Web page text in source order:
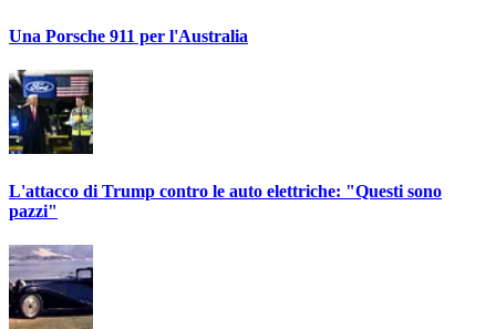
Una Porsche 911 per l'Australia
L'attacco di Trump contro le auto elettriche: "Questi sono
pazzi"